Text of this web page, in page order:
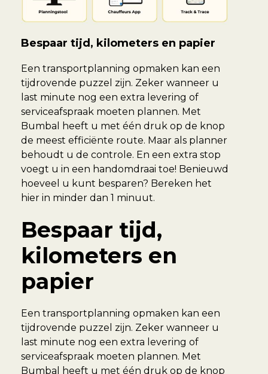
Bespaar tijd, kilometers en papier
Een transportplanning opmaken kan een
tijdrovende puzzel zijn. Zeker wanneer u
last minute nog een extra levering of
serviceafspraak moeten plannen. Met
Bumbal heeft u met één druk op de knop
de meest efficiënte route. Maar als planner
behoudt u de controle. En een extra stop
voegt u in een handomdraai toe! Benieuwd
hoeveel u kunt besparen? Bereken het
hier in minder dan 1 minuut.
Bespaar tijd,
kilometers en
papier
Een transportplanning opmaken kan een
tijdrovende puzzel zijn. Zeker wanneer u
last minute nog een extra levering of
serviceafspraak moeten plannen. Met
Bumbal heeft u met één druk op de knop